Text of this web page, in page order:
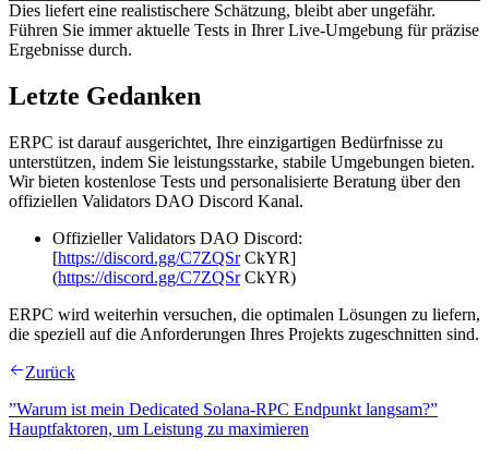
Dies liefert eine realistischere Schätzung, bleibt aber ungefähr.
Führen Sie immer aktuelle Tests in Ihrer Live-Umgebung für präzise
Ergebnisse durch.
Letzte Gedanken
ERPC ist darauf ausgerichtet, Ihre einzigartigen Bedürfnisse zu
unterstützen, indem Sie leistungsstarke, stabile Umgebungen bieten.
Wir bieten kostenlose Tests und personalisierte Beratung über den
offiziellen Validators DAO Discord Kanal.
Offizieller Validators DAO Discord:
[https://discord.gg/C7ZQSrCkYR]
(https://discord.gg/C7ZQSrCkYR)
ERPC wird weiterhin versuchen, die optimalen Lösungen zu liefern,
die speziell auf die Anforderungen Ihres Projekts zugeschnitten sind.
Zurück
”Warum ist mein Dedicated Solana-RPC Endpunkt langsam?”
Hauptfaktoren, um Leistung zu maximieren